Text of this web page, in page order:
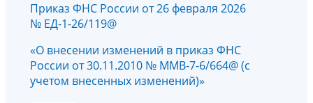
Приказ ФНС России от 26 февраля 2026
№ ЕД-1-26/119@
«О внесении изменений в приказ ФНС
России от 30.11.2010 № ММВ-7-6/664@ (с
учетом внесенных изменений)»